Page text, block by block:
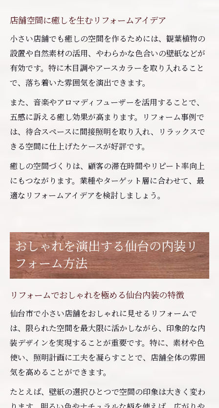
店舗空間に癒しを生むリフォームアイデア
小さい店舗でも癒しの空間を作るためには、観葉植物の
設置や自然素材の活用、やわらかな色合いの壁紙などが
有効です。特に木目調やアースカラーを取り入れること
で、落ち着いた雰囲気を演出できます。
また、音楽やアロマディフューザーを活用することで、
五感に訴える癒し効果が高まります。リフォーム事例で
は、待合スペースに間接照明を取り入れ、リラックスで
きる空間に仕上げたケースが好評です。
癒しの空間づくりは、顧客の滞在時間やリピート率向上
にもつながります。業種やターゲット層に合わせて、最
適なリフォームアイデアを検討しましょう。
おしゃれを演出する仙台の内装リ
フォーム方法
リフォームでおしゃれを極める仙台内装の特徴
仙台市で小さい店舗をおしゃれに見せるリフォームで
は、限られた空間を最大限に活かしながら、印象的な内
装デザインを実現することが重要です。特に、素材や色
使い、照明計画に工夫を凝らすことで、店舗全体の雰囲
気を高めることができます。
たとえば、壁紙の選択ひとつで空間の印象は大きく変わ